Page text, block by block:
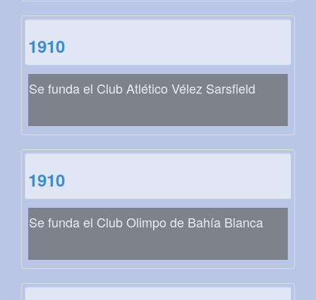
1910
Se funda el Club Atlético Vélez Sarsfield
1910
Se funda el Club Olimpo de Bahía Blanca